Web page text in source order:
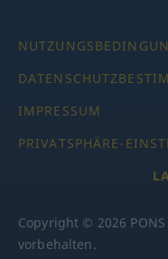
IMPRESSUM
PRIVATSPHÄRE-
Copyright © 2026
vorbehalten.